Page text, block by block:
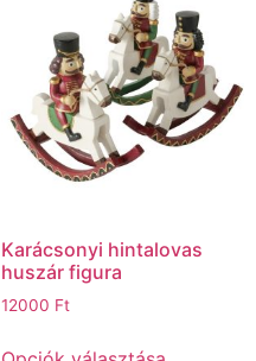
Karácsonyi hintalovas
huszár figura
12000 Ft